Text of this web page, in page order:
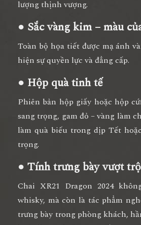
lượng thịnh vượng.
● Sắc vàng kim – màu
Toàn bộ họa tiết được mạ ánh
hiện sự quyền lực và đẳng cấp.
● Hộp quà tinh tế
Phiên bản hộp giấy hoặc hộp
sang trọng, gam đỏ – vàng làm
làm quà biếu trong dịp Tết
trọng.
● Tính trưng bày vượt
Chai XR21 Dragon 2024
whisky, mà còn là tác phẩm
trưng bày trong phòng khách,